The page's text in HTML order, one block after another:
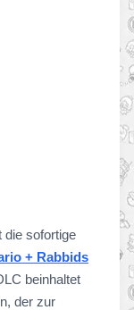
die sofortige
+ Rabbids
beinhaltet
der zur